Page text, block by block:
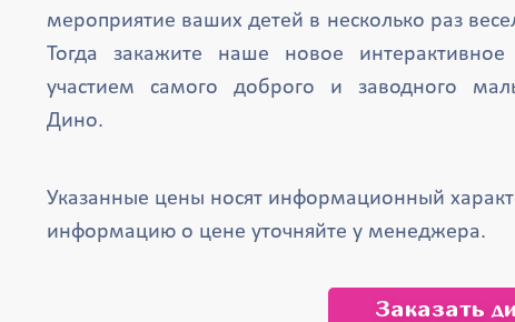
мероприятие ваших детей в несколько раз
Тогда закажите наше новое интерактивное
участием самого доброго и заводного
Дино.
Указанные цены носят информационный
информацию о цене уточняйте у менеджера.
Заказать